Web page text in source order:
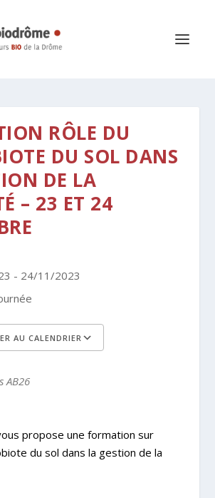
RÔLE DU
DU SOL DANS
DE LA
– 23 ET 24
- 24/11/2023
AU CALENDRIER
AB26
propose une formation sur
du sol dans la gestion de la